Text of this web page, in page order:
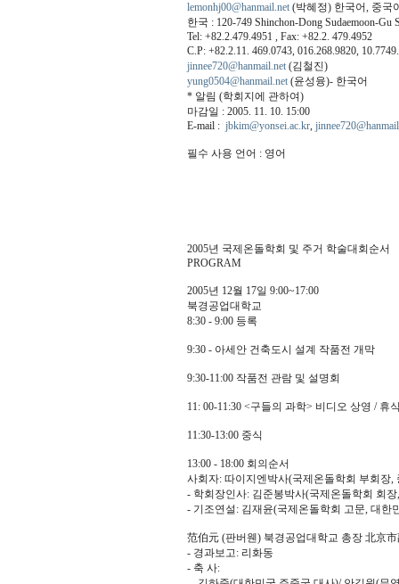
lemonhj00@hanmail.net(박혜정) 한국어, 중국
한국 : 120-749 Shinchon-Dong Sudaemoon-Gu
Tel: +82.2.479.4951 , Fax: +82.2. 479.4952
C.P: +82.2.11. 469.0743, 016.268.9820,
jinnee720@hanmail.net(김철진)
yung0504@hanmail.net(윤성융)- 한국어
* 알림 (학회지에 관하여)
마감일 : 2005. 11. 10. 15:00
E-mail : jbkim@yonsei.ac.kr,
필수 사용 언어 : 영어
2005년 국제온돌학회 및 주거 학술대회순서
PROGRAM
2005년 12월 17일 9:00~17:00
북경공업대학교
8:30 - 9:00 등록
9:30 - 아세안 건축도시 설계 작품전 개막
9:30-11:00 작품전 관람 및 설명회
11: 00-11:30 <구들의 과학> 비디오 상영 / 휴
11:30-13:00 중식
13:00 - 18:00 회의순서
사회자: 따이지엔박사(국제온돌학회 부회장
- 학회장인사: 김준봉박사(국제온돌학회 회
- 기조연설: 김재윤(국제온돌학회 고문, 대한
范伯元 (판버웬) 북경공업대학교 총장 北京
- 경과보고: 리화동
- 축 사: